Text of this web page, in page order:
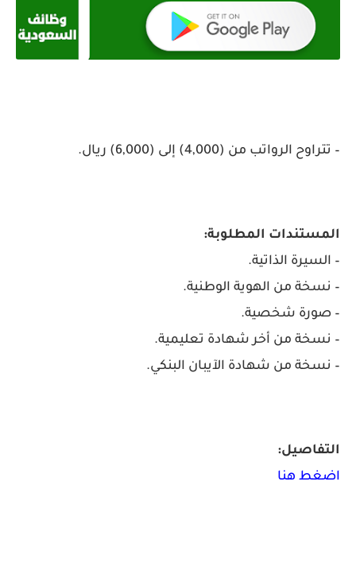
– تتراوح الرواتب من (4,000) إلى (6,000) ريال.
المستندات المطلوبة:
– السيرة الذاتية.
– نسخة من الهوية الوطنية.
– صورة شخصية.
– نسخة من أخر شهادة تعليمية.
– نسخة من شهادة الآيبان البنكي.
التفاصيل:
اضغط هنا